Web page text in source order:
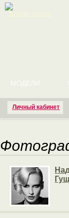
Личный кабинет
МОДЕЛИ